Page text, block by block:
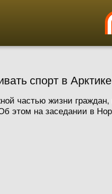
спорт в
частью жизни
этом на заседании в